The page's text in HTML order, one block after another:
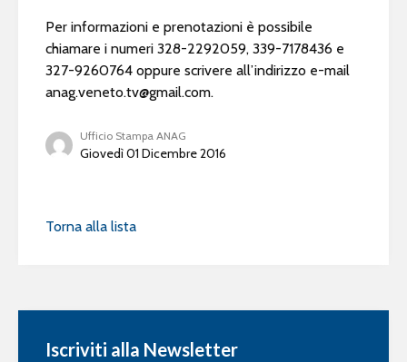
Per informazioni e prenotazioni è possibile
chiamare i numeri 328-2292059, 339-7178436 e
327-9260764 oppure scrivere all’indirizzo e-mail
anag.veneto.tv@gmail.com.
Ufficio Stampa ANAG
Giovedì 01 Dicembre 2016
Torna alla lista
Iscriviti alla Newsletter